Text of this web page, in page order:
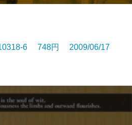
6 748円 2009/06/17